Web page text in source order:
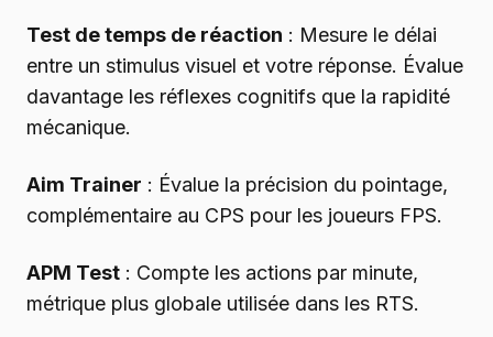
Test de temps de réaction : Mesure le délai
entre un stimulus visuel et votre réponse. Évalue
davantage les réflexes cognitifs que la rapidité
mécanique.
Aim Trainer : Évalue la précision du pointage,
complémentaire au CPS pour les joueurs FPS.
APM Test : Compte les actions par minute,
métrique plus globale utilisée dans les RTS.